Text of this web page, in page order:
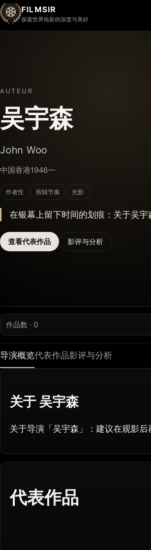
FILMSIR
探索世界电影的深度与美好
AUTEUR
吴宇森
John Woo
中国香港1946—
作者性 剪辑节奏 光影
在银幕上留下时间的划痕：关于吴宇
查看代表作品 影评与分析
作品数 · 0
导演概览代表作品影评与分析
关于 吴宇森
关于导演「吴宇森」：建议在观影
代表作品